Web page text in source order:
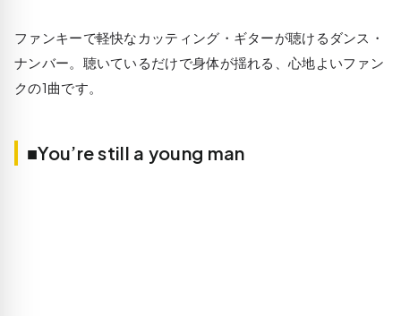
ファンキーで軽快なカッティング・ギターが聴けるダンス・
ナンバー。聴いているだけで身体が揺れる、心地よいファン
クの1曲です。
■You’re still a young man